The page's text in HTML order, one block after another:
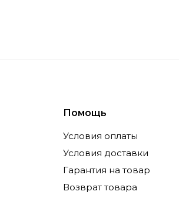
Помощь
Условия оплаты
Условия доставки
Гарантия на товар
Возврат товара